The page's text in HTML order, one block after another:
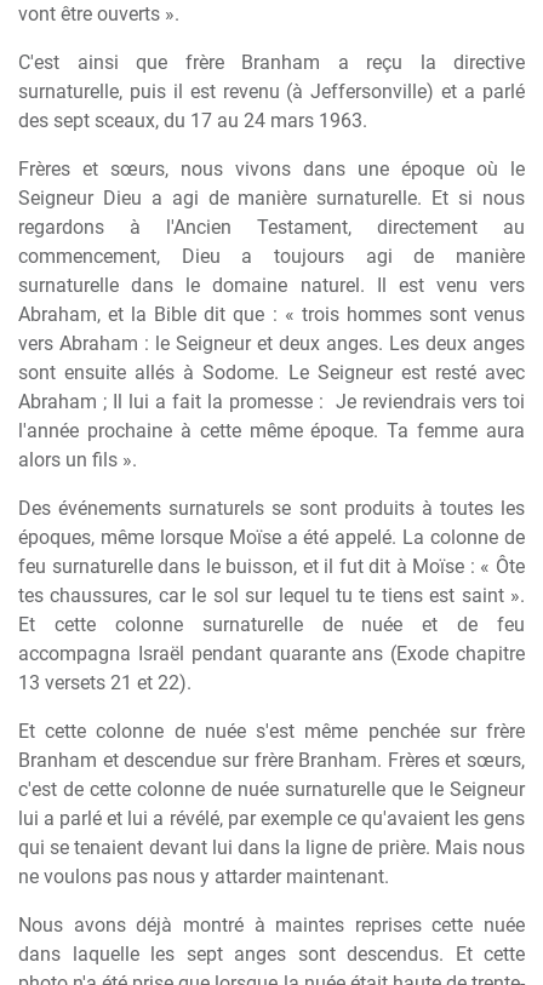
vont être ouverts ».
C'est ainsi que frère Branham a reçu la directive
surnaturelle, puis il est revenu (à Jeffersonville) et a parlé
des sept sceaux, du 17 au 24 mars 1963.
Frères et sœurs, nous vivons dans une époque où le
Seigneur Dieu a agi de manière surnaturelle. Et si nous
regardons à l'Ancien Testament, directement au
commencement, Dieu a toujours agi de manière
surnaturelle dans le domaine naturel. Il est venu vers
Abraham, et la Bible dit que : « trois hommes sont venus
vers Abraham : le Seigneur et deux anges. Les deux anges
sont ensuite allés à Sodome. Le Seigneur est resté avec
Abraham ; Il lui a fait la promesse : Je reviendrais vers toi
l'année prochaine à cette même époque. Ta femme aura
alors un fils ».
Des événements surnaturels se sont produits à toutes les
époques, même lorsque Moïse a été appelé. La colonne de
feu surnaturelle dans le buisson, et il fut dit à Moïse : « Ôte
tes chaussures, car le sol sur lequel tu te tiens est saint ».
Et cette colonne surnaturelle de nuée et de feu
accompagna Israël pendant quarante ans (Exode chapitre
13 versets 21 et 22).
Et cette colonne de nuée s'est même penchée sur frère
Branham et descendue sur frère Branham. Frères et sœurs,
c'est de cette colonne de nuée surnaturelle que le Seigneur
lui a parlé et lui a révélé, par exemple ce qu'avaient les gens
qui se tenaient devant lui dans la ligne de prière. Mais nous
ne voulons pas nous y attarder maintenant.
Nous avons déjà montré à maintes reprises cette nuée
dans laquelle les sept anges sont descendus. Et cette